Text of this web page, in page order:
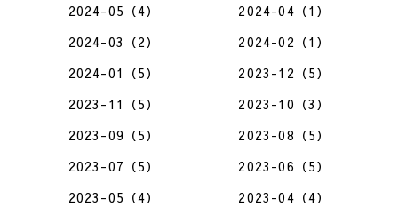
2024-05（4）
2024-04（1）
2024-03（2）
2024-02（1）
2024-01（5）
2023-12（5）
2023-11（5）
2023-10（3）
2023-09（5）
2023-08（5）
2023-07（5）
2023-06（5）
2023-05（4）
2023-04（4）